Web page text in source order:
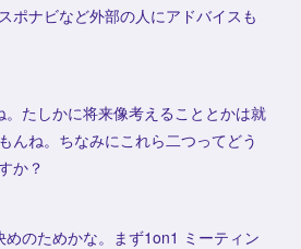
ポナビなど外部の人にアドバイスも
たしかに将来像考えることとかは就
んね。ちなみにこれら二つってどう
か？
めのためかな。まず1on1 ミーティン